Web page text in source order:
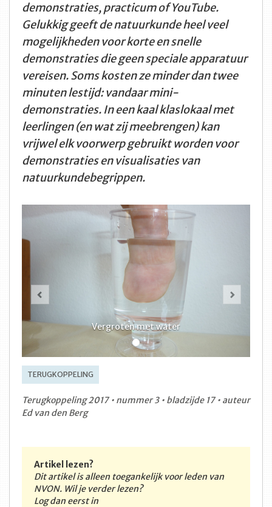
demonstraties, practicum of YouTube.
Gelukkig geeft de natuurkunde heel veel
mogelijkheden voor korte en snelle
demonstraties die geen speciale apparatuur
vereisen. Soms kosten ze minder dan twee
minuten lestijd: vandaar mini-
demonstraties. In een kaal klaslokaal met
leerlingen (en wat zij meebrengen) kan
vrijwel elk voorwerp gebruikt worden voor
demonstraties en visualisaties van
natuurkundebegrippen.
Vergroten met water
Vorige
TERUGKOPPELING
Terugkoppeling 2017 • nummer 3 • bladzijde 17 • auteur
Ed van den Berg
Artikel lezen?
Dit artikel is alleen toegankelijk voor leden van
NVON. Wil je verder lezen?
Log dan eerst in